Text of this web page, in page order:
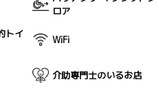
ロア
トイ
WiFi
介助専門士のいるお店